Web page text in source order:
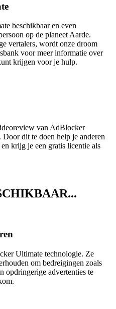
beschikbaar en even
op de planeet Aarde.
vertalers, wordt onze droom
voor meer informatie over
krijgen voor je hulp.
van AdBlocker
dit te doen help je anderen
krijg je een gratis licentie als
Ultimate technologie. Ze
om bedreigingen zoals
opdringerige advertenties te